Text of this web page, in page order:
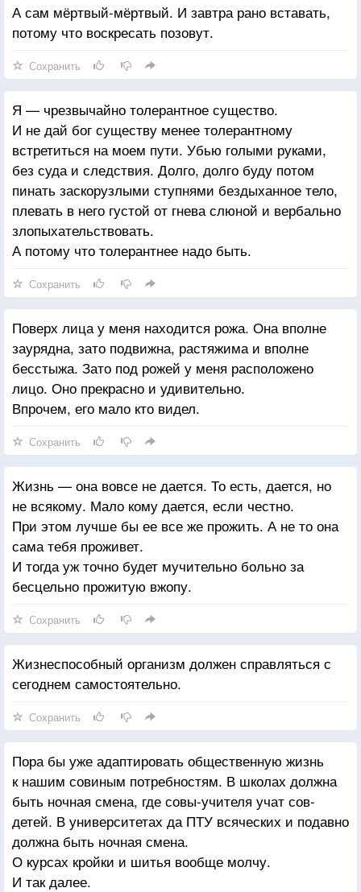
А сам мёртвый-мёртвый. И завтра рано вставать,
потому что воскресать позовут.
Сохранить
Я — чрезвычайно толерантное существо.
И не дай бог существу менее толерантному
встретиться на моем пути. Убью голыми руками,
без суда и следствия. Долго, долго буду потом
пинать заскорузлыми ступнями бездыханное тело,
плевать в него густой от гнева слюной и вербально
злопыхательствовать.
А потому что толерантнее надо быть.
Сохранить
Поверх лица у меня находится рожа. Она вполне
заурядна, зато подвижна, растяжима и вполне
бесстыжа. Зато под рожей у меня расположено
лицо. Оно прекрасно и удивительно.
Впрочем, его мало кто видел.
Сохранить
Жизнь — она вовсе не дается. То есть, дается, но
не всякому. Мало кому дается, если честно.
При этом лучше бы ее все же прожить. А не то она
сама тебя проживет.
И тогда уж точно будет мучительно больно за
бесцельно прожитую вжопу.
Сохранить
Жизнеспособный организм должен справляться с
сегоднем самостоятельно.
Сохранить
Пора бы уже адаптировать общественную жизнь
к нашим совиным потребностям. В школах должна
быть ночная смена, где совы-учителя учат сов-
детей. В университетах да ПТУ всяческих и подавно
должна быть ночная смена.
О курсах кройки и шитья вообще молчу.
И так далее.